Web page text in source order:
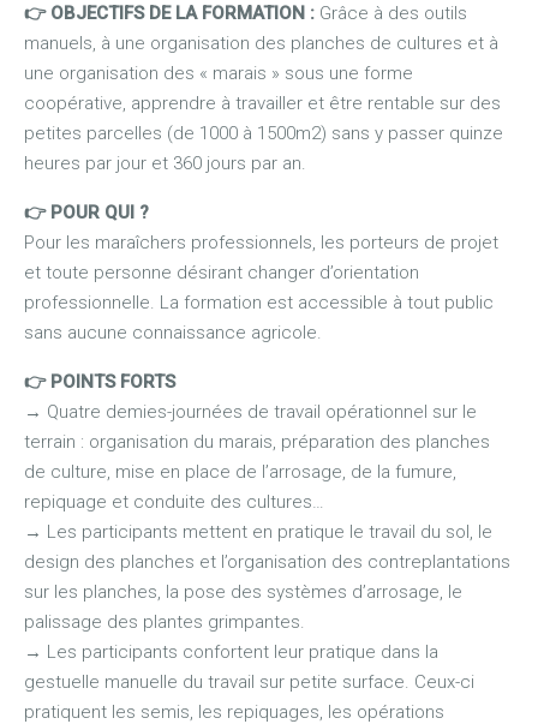
👉 OBJECTIFS DE LA FORMATION : Grâce à des outils
manuels, à une organisation des planches de cultures et à
une organisation des « marais » sous une forme
coopérative, apprendre à travailler et être rentable sur des
petites parcelles (de 1000 à 1500m2) sans y passer quinze
heures par jour et 360 jours par an.
👉 POUR QUI ?
Pour les maraîchers professionnels, les porteurs de projet
et toute personne désirant changer d’orientation
professionnelle. La formation est accessible à tout public
sans aucune connaissance agricole.
👉 POINTS FORTS
→ Quatre demies-journées de travail opérationnel sur le
terrain : organisation du marais, préparation des planches
de culture, mise en place de l’arrosage, de la fumure,
repiquage et conduite des cultures…
→ Les participants mettent en pratique le travail du sol, le
design des planches et l’organisation des contreplantations
sur les planches, la pose des systèmes d’arrosage, le
palissage des plantes grimpantes.
→ Les participants confortent leur pratique dans la
gestuelle manuelle du travail sur petite surface. Ceux-ci
pratiquent les semis, les repiquages, les opérations